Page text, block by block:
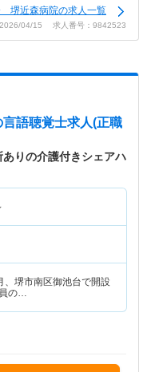
堺近森病院の求人一覧
2026/04/15 求人番号：9842523
言語聴覚士求人(正職
ありの介護付きシェアハ
、堺市南区御池台で開設
の…